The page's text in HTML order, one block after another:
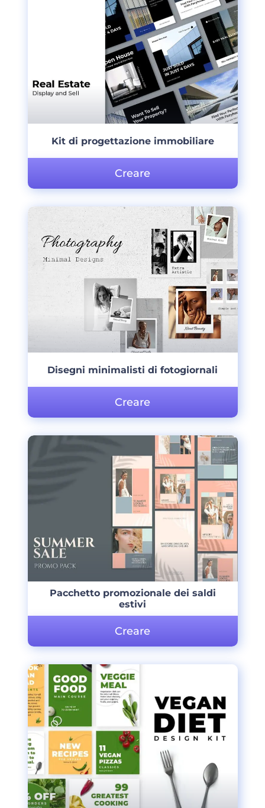
Kit di progettazione immobiliare
Creare
Disegni minimalisti di fotogiornali
Creare
Pacchetto promozionale dei saldi
estivi
Creare